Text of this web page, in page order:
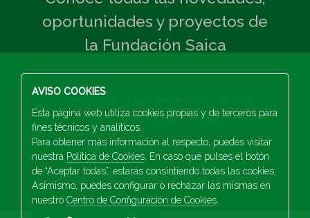
oportunidades y proyectos de
la Fundación Saica
Zaragoza 50015, España
fundacion@saica.com
+34 976 103 100
AVISO COOKIES
Esta página web utiliza cookies propias y de terceros para
fines técnicos y analíticos.
Para obtener más información al respecto, puedes visitar
nuestra Política de Cookies . En caso que pulses el botón
de “Aceptar todas”, estarás consintiendo todas las cookies.
Asimismo, puedes configurar o rechazar las mismas en
nuestro Centro de Configuración de Cookies